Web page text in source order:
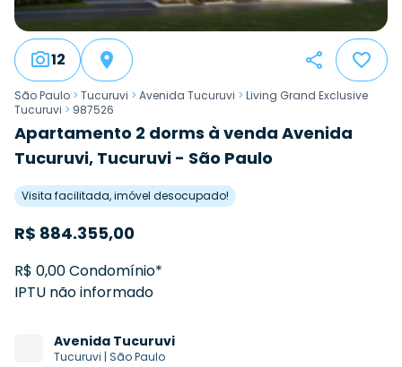
12
São Paulo > Tucuruvi > Avenida Tucuruvi > Living Grand Exclusive
Tucuruvi > 987526
Apartamento 2 dorms à venda Avenida
Tucuruvi, Tucuruvi - São Paulo
Visita facilitada, imóvel desocupado!
R$ 884.355,00
R$ 0,00 Condomínio*
IPTU não informado
Avenida Tucuruvi
Tucuruvi | São Paulo